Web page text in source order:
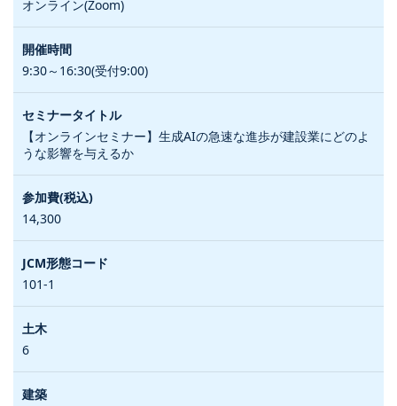
オンライン(Zoom)
9:30～16:30(受付9:00)
【オンラインセミナー】生成AIの急速な進歩が建設業にどのよ
うな影響を与えるか
14,300
101-1
6